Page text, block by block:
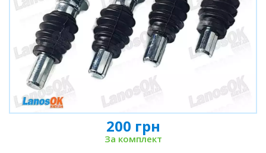
200 грн
За комплект